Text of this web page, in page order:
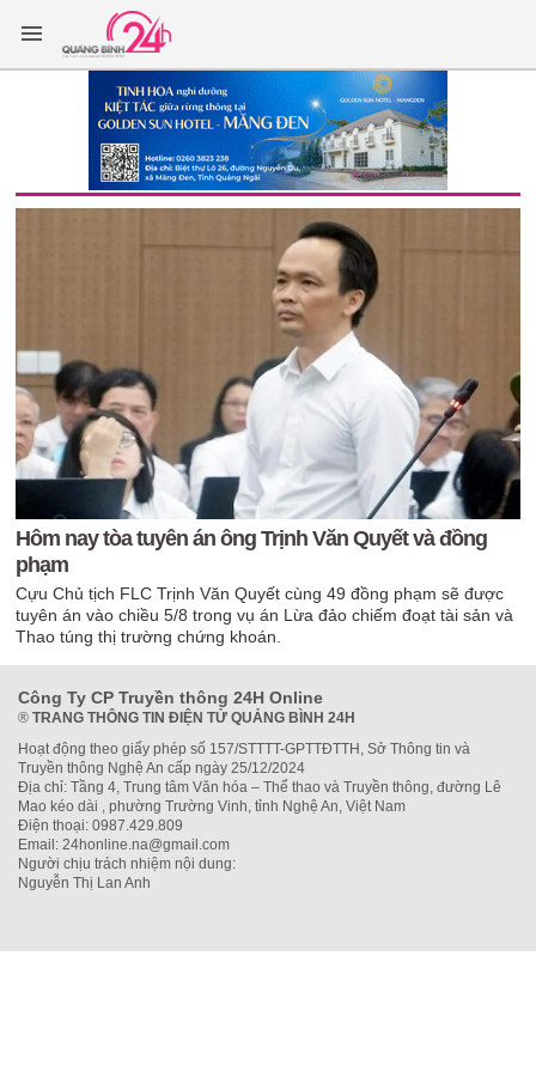
Hôm nay tòa tuyên án ông Trịnh Văn Quyết và đồng
phạm
Cựu Chủ tịch FLC Trịnh Văn Quyết cùng 49 đồng phạm sẽ được
tuyên án vào chiều 5/8 trong vụ án Lừa đảo chiếm đoạt tài sản và
Thao túng thị trường chứng khoán.
Công Ty CP Truyền thông 24H Online
® TRANG THÔNG TIN ĐIỆN TỬ QUẢNG BÌNH 24H
Hoạt động theo giấy phép số 157/STTTT-GPTTĐTTH, Sở Thông tin và
Truyền thông Nghệ An cấp ngày 25/12/2024
Địa chỉ: Tầng 4, Trung tâm Văn hóa – Thể thao và Truyền thông, đường Lê
Mao kéo dài , phường Trường Vinh, tỉnh Nghệ An, Việt Nam
Điện thoại: 0987.429.809
Email: 24honline.na@gmail.com
Người chịu trách nhiệm nội dung:
Nguyễn Thị Lan Anh